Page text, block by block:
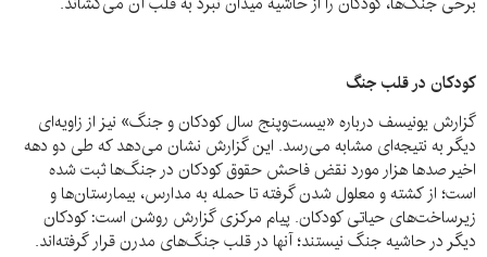
کودکان در قلب جنگ
گزارش یونیسف درباره «بیست‌وپنج سال کودکان و جنگ» نیز از زاویه‌ای
دیگر به نتیجه‌ای مشابه می‌رسد. این گزارش نشان می‌دهد که طی دو دهه
اخیر صدها هزار مورد نقض فاحش حقوق کودکان در جنگ‌ها ثبت شده
است؛ از کشته و معلول شدن گرفته تا حمله به مدارس، بیمارستان‌ها و
زیرساخت‌های حیاتی کودکان. پیام مرکزی گزارش روشن است: کودکان
دیگر در حاشیه جنگ نیستند؛ آنها در قلب جنگ‌های مدرن قرار گرفته‌اند.